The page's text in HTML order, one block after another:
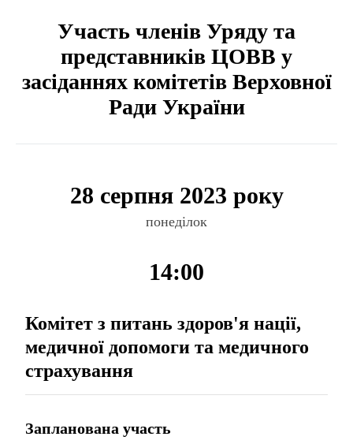
Участь членів Уряду та
представників ЦОВВ у
засіданнях комітетів Верховної
Ради України
28 серпня 2023 року
понеділок
14:00
Комітет з питань здоров'я нації,
медичної допомоги та медичного
страхування
Запланована участь